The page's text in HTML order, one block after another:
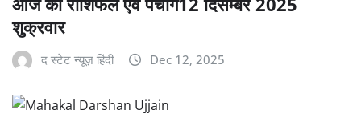
शुक्रवार
द स्टेट न्यूज़ हिंदी Dec 12, 2025